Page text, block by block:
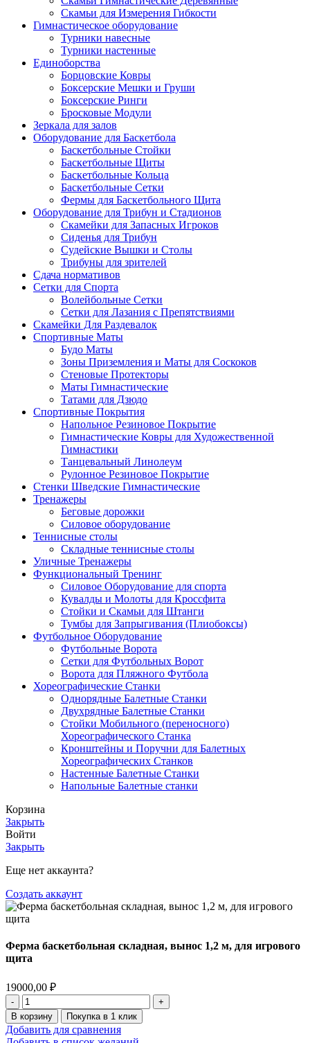
Скамьи для Измерения Гибкости
Гимнастическое оборудование
Турники навесные
Турники настенные
Единоборства
Борцовские Ковры
Боксерские Мешки и Груши
Боксерские Ринги
Бросковые Модули
Зеркала для залов
Оборудование для Баскетбола
Баскетбольные Стойки
Баскетбольные Щиты
Баскетбольные Кольца
Баскетбольные Сетки
Фермы для Баскетбольного Щита
Оборудование для Трибун и Стадионов
Скамейки для Запасных Игроков
Сиденья для Трибун
Судейские Вышки и Столы
Трибуны для зрителей
Сдача нормативов
Сетки для Спорта
Волейбольные Сетки
Сетки для Лазания с Препятствиями
Скамейки Для Раздевалок
Спортивные Маты
Будо Маты
Зоны Приземления и Маты для Соскоков
Стеновые Протекторы
Маты Гимнастические
Татами для Дзюдо
Спортивные Покрытия
Напольное Резиновое Покрытие
Гимнастические Ковры для Художественной
Гимнастики
Танцевальный Линолеум
Рулонное Резиновое Покрытие
Стенки Шведские Гимнастические
Тренажеры
Беговые дорожки
Силовое оборудование
Теннисные столы
Складные теннисные столы
Уличные Тренажеры
Функциональный Тренинг
Силовое Оборудование для спорта
Кувалды и Молоты для Кроссфита
Стойки и Скамьи для Штанги
Тумбы для Запрыгивания (Плиобоксы)
Футбольное Оборудование
Футбольные Ворота
Сетки для Футбольных Ворот
Ворота для Пляжного Футбола
Хореографические Станки
Однорядные Балетные Станки
Двухрядные Балетные Станки
Стойки Мобильного (переносного)
Хореографического Станка
Кронштейны и Поручни для Балетных
Хореографических Станков
Настенные Балетные Станки
Напольные Балетные станки
Корзина
Закрыть
Войти
Закрыть
Еще нет аккаунта?
Создать аккаунт
Ферма баскетбольная складная, вынос 1,2 м, для игрового
щита
19000,00 ₽
В корзину Покупка в 1 клик
Добавить для сравнения